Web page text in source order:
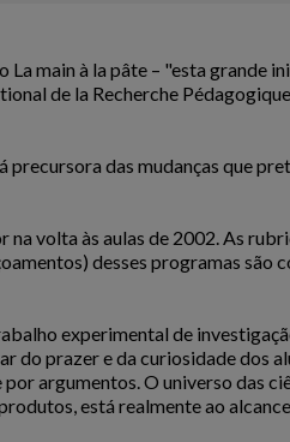
La main à la pâte – "esta grande
de la Recherche
precursora das mudanças que
volta às aulas de 2002. As
desses programas são
experimental de
do prazer e da curiosidade dos
argumentos. O universo das
está realmente ao